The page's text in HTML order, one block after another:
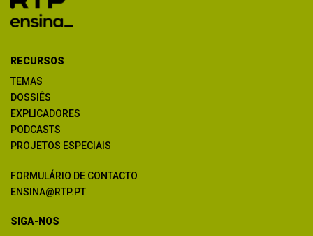
RECURSOS
TEMAS
DOSSIÊS
EXPLICADORES
PODCASTS
PROJETOS ESPECIAIS
FORMULÁRIO DE CONTACTO
ENSINA@RTP.PT
SIGA-NOS